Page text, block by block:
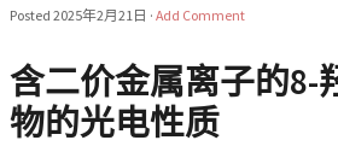
Posted 2025年2月21日 · Add Comment
含二价金属离子的8-
物的光电性质